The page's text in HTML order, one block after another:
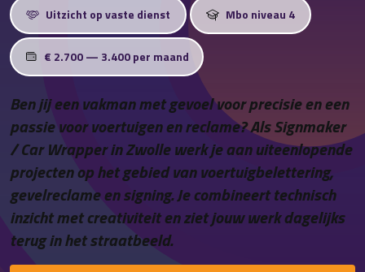
Vestigingen
Contact
Uitzicht op vaste dienst Mbo niveau 4
€ 2.700 — 3.400 per maand
Ben jij een vakman met gevoel voor precisie en een
passie voor voertuigen en reclame? Als Signmaker
/ Car Wrapper in Zwolle werk je aan uiteenlopende
projecten op het gebied van voertuigbelettering,
gevelreclame en signing. Je combineert technisch
inzicht met creativiteit en ziet jouw werk dagelijks
terug in het straatbeeld.